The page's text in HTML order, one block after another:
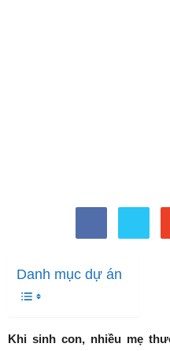
Danh mục dự án
Khi sinh con, nhiều mẹ